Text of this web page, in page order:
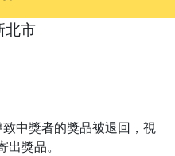
北市
中獎者的獎品被退回，視
出獎品。